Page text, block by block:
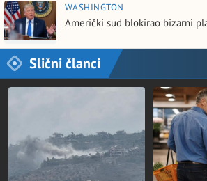
WASHINGTON
Američki sud blokirao bizarni
Slični članci